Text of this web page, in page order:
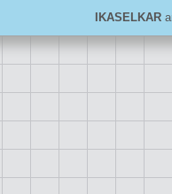
IKASELKAR